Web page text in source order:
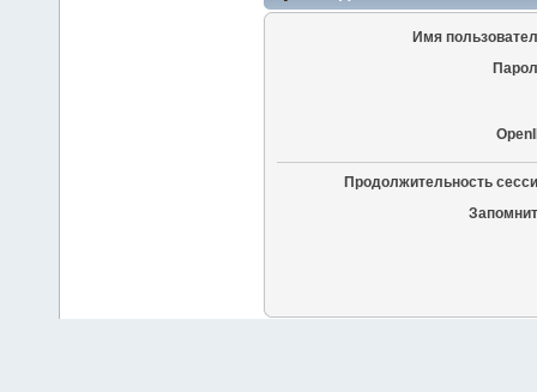
Имя
Продолжительность